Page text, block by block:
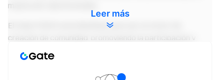
masiva de criptomonedas.
El token PAWS está diseñado para ser un motor de
creación de comunidad, promoviendo la participación y
fomentando el círculo exclusivo “Diamond Paws”, una
comunidad de titulares comprometidos que disfrutan de
Leer más